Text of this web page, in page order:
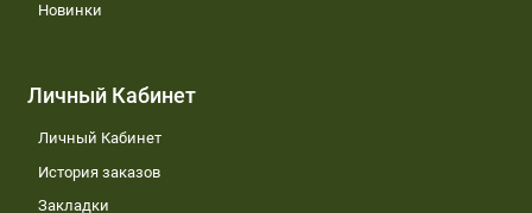
Новинки
Личный Кабинет
Личный Кабинет
История заказов
Закладки